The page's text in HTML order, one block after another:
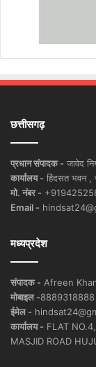
छत्तीसगढ़
प्रधान संपादक - जावेद
कार्यालय - हिंदसत भवन
मो. नंबर -
Email -
मध्यप्रदेश
संपादक - Afreen
मोबाइल -8889318888
ईमेल -
कार्यालय - FLAT
MASJID ROAD